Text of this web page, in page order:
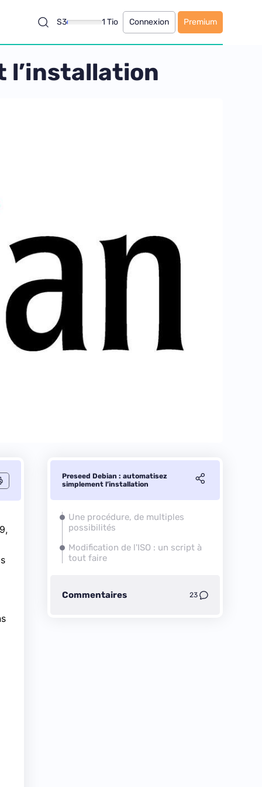
S3 1 Tio Connexion Premium
l’installation
Preseed Debian : automatisez
simplement l’installation
Une procédure, de multiples
possibilités
Modification de l'ISO : un script à
tout faire
Commentaires 23